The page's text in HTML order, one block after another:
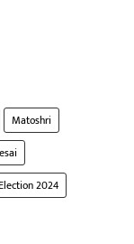
Matoshri
2024